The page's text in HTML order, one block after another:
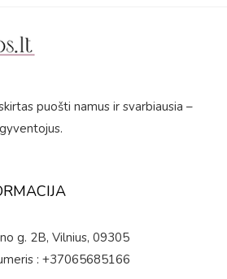
puošti namus ir svarbiausia –
g. 2B, Vilnius, 09305
: +37065685166